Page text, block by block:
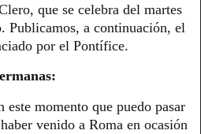
que se celebra del martes
Publicamos, a continuación, el
por el Pontífice.
este momento que puedo pasar
venido a Roma en ocasión